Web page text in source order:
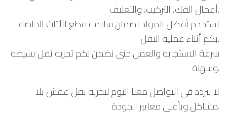
أعمال الفك، التركيب، والتغليف.
نستخدم أفضل المواد لضمان سلامة قطع الأثاث الخاصة
بكم أثناء عملية النقل.
سرعة الاستجابة والعمل حتى نضمن لكم تجربة نقل بسيطة
وسهلة.
لا تتردد في التواصل معنا اليوم لتجربة نقل عفش بلا
مشاكل وبأعلى معايير الجودة.